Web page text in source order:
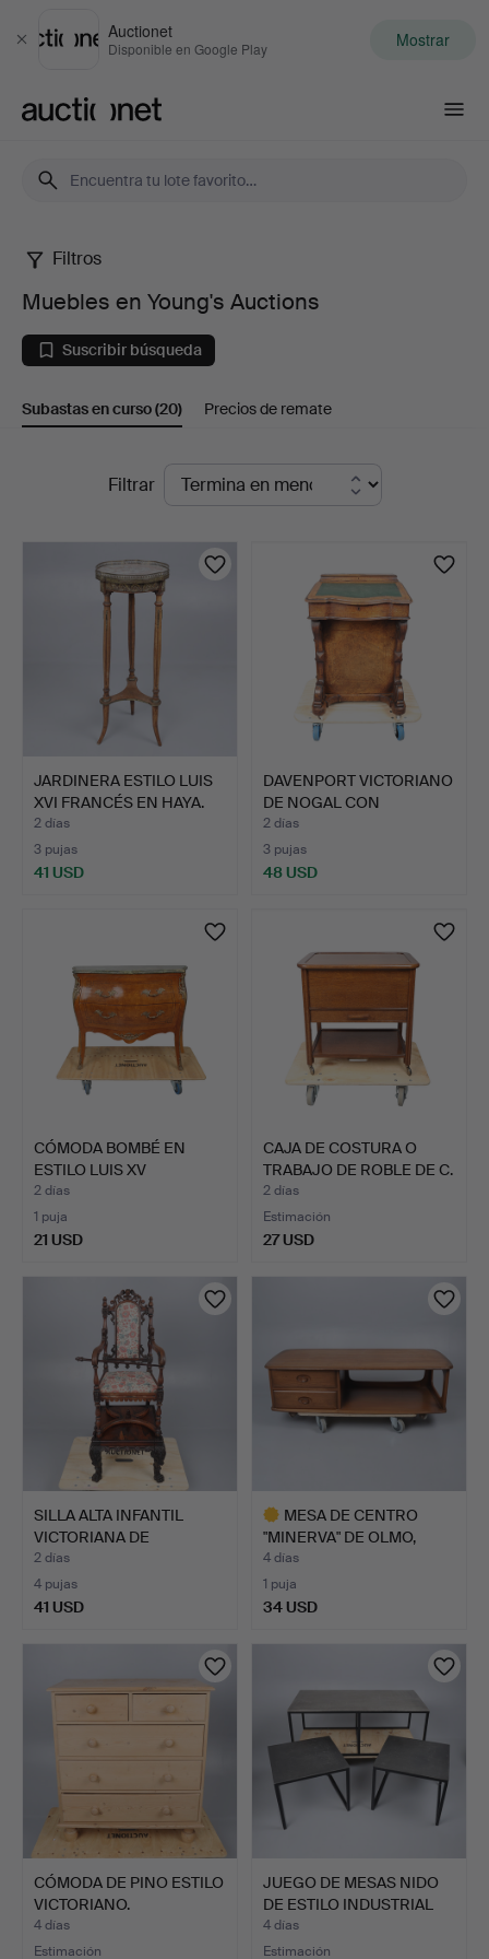
Cerrar
Auctionet
Disponible en Google Play Mostrar
Muebles
en
Young's
Auctions
Filtros
Muebles en Young's Auctions
Suscribir búsqueda
Subastas en curso(20) Precios de remate
SubastasFiltrar
JARDINERA ESTILO LUIS
XVI FRANCÉS EN HAYA.
2 días
3 pujas
41 USD
DAVENPORT VICTORIANO
DE NOGAL CON
INCRUSTA…
2 días
3 pujas
48 USD
CÓMODA BOMBÉ EN
ESTILO LUIS XV
ENCHAPADA E…
2 días
1 puja
21 USD
CAJA DE COSTURA O
TRABAJO DE ROBLE DE C.
A…
2 días
Estimación
27 USD
SILLA ALTA INFANTIL
VICTORIANA DE
PALOSANT…
2 días
4 pujas
41 USD
MESA DE CENTRO
"MINERVA" DE OLMO,
ERCOL WI…
4 días
1 puja
34 USD
CÓMODA DE PINO ESTILO
VICTORIANO.
4 días
Estimación
JUEGO DE MESAS NIDO
DE ESTILO INDUSTRIAL
C…
4 días
Estimación